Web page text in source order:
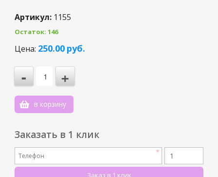
Артикул: 1155
Остаток: 146
Цена: 250.00 руб.
3
1
0
-1
+
-
в корзину
Заказать в 1 клик